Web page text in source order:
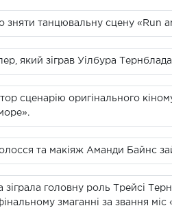
зняти танцювальну сцену «Run
який зіграв Уілбура
сценарію оригінального
та макіяж Аманди Байнс
зіграла головну роль Трейсі
змаганні за звання